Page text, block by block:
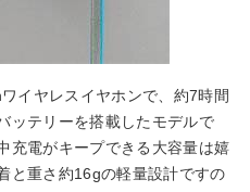
イヤレスイヤホンで、約7時間
ッテリーを搭載したモデルで
充電がキープできる大容量は嬉
と重さ約16gの軽量設計ですの